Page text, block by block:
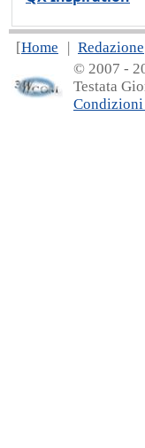
[Home | Redazione
© 2007 -
Testata
Condizioni